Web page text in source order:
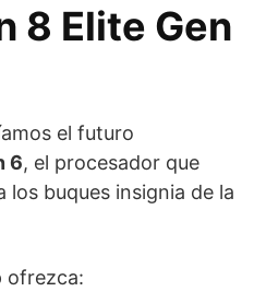
8 Elite Gen
el futuro
6, el procesador que
los buques insignia de la
ofrezca: